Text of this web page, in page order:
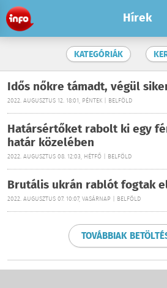
Hírek
KATEGÓRIÁK
Idős nőkre támadt, végül
2022. AUGUSZTUS 12. 18:01, PÉNTEK | BELFÖLD
Határsértőket rabolt ki egy
határ közelében
2022. AUGUSZTUS 08. 12:03, HÉTFŐ | BELFÖLD
Brutális ukrán rablót fogtak
2022. AUGUSZTUS 07. 10:07, VASÁRNAP | BELFÖLD
TOVÁBBIAK